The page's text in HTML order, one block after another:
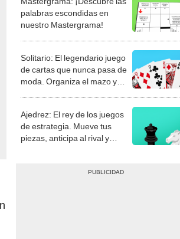
palabras escondidas en
nuestro Mastergrama!
de cartas que nunca pasa de
moda. Organiza el mazo y
demuestra tu habilidad.
de estrategia. Mueve tus
piezas, anticipa al rival y
consigue el jaque mate.